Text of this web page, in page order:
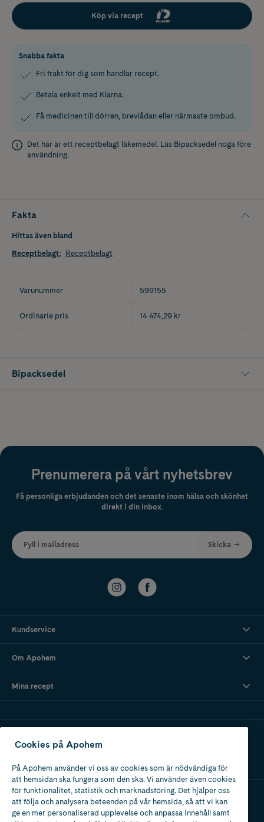
Köp via recept
Snabba fakta
Fri frakt för dig som handlar recept.
Betala enkelt med Klarna.
Få medicinen till dörren, brevlådan eller närmaste ombud.
Det här är ett receptbelagt läkemedel. Läs Bipacksedel noga före
användning.
Fakta
Hittas även bland
Receptbelagt: Receptbelagt
Varunummer 599155
Ordinarie pris 14 474,29 kr
Bipacksedel
Prenumerera på vårt nyhetsbrev
Få personliga erbjudanden och det senaste inom hälsa och skönhet
direkt i din inbox.
Fyll i mailadress Skicka
Kundservice
Om Apohem
Mina recept
Apotek med tillstånd
av Läkemedelsverket
Cookies på Apohem
På Apohem använder vi oss av cookies som är nödvändiga för
att hemsidan ska fungera som den ska. Vi använder även cookies
för funktionalitet, statistik och marknadsföring. Det hjälper oss
att följa och analysera beteenden på vår hemsida, så att vi kan
ge en mer personaliserad upplevelse och anpassa innehåll samt